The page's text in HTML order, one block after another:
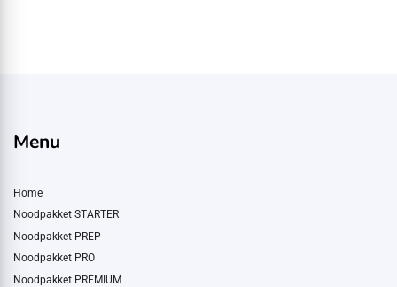
Menu
Home
Noodpakket STARTER
Noodpakket PREP
Noodpakket PRO
Noodpakket PREMIUM